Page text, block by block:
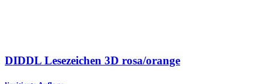
DIDDL Lesezeichen 3D rosa/orange